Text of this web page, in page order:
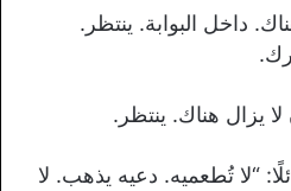
داخل البوابة. ينتظر.
يزال هناك. ينتظر.
“لا تُطعميه. دعيه يذهب. لا